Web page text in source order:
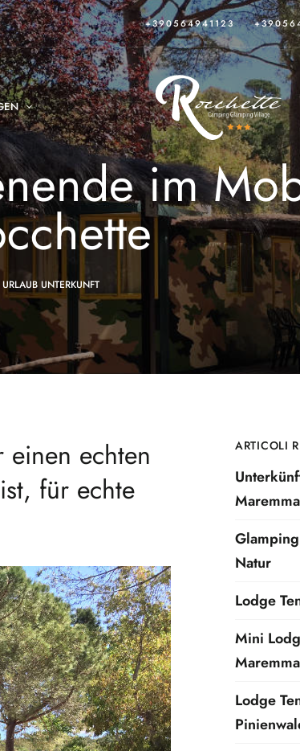
+390564941123
im
URLAUB UNTERKUNFT
echten
für echte
ARTICOLI
Maremma
Natur
Lodge
Mini
Maremma
Lodge